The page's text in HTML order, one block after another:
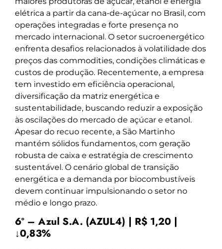
elétrica a partir da cana-de-açúcar no Brasil, com
operações integradas e forte presença no
mercado internacional. O setor sucroenergético
enfrenta desafios relacionados à volatilidade dos
preços das commodities, condições climáticas e
custos de produção. Recentemente, a empresa
tem investido em eficiência operacional,
diversificação da matriz energética e
sustentabilidade, buscando reduzir a exposição
às oscilações do mercado de açúcar e etanol.
Apesar do recuo recente, a São Martinho
mantém sólidos fundamentos, com geração
robusta de caixa e estratégia de crescimento
sustentável. O cenário global de transição
energética e a demanda por biocombustíveis
devem continuar impulsionando o setor no
médio e longo prazo.
6º – Azul S.A. (AZUL4) | R$ 1,20 |
↓0,83%